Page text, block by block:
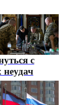
с
неудач